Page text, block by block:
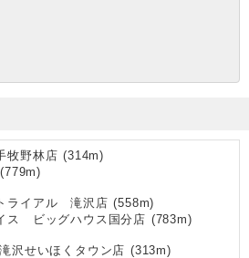
牧野林店 (314m)
(779m)
ライアル 滝沢店 (558m)
ス ビッグハウス国分店 (783m)
沢せいほくタウン店 (313m)